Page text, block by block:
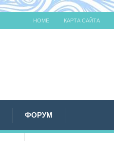
HOME КАРТА САЙТА
ФОРУМ